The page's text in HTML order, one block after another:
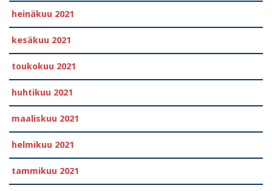
heinäkuu 2021
kesäkuu 2021
toukokuu 2021
huhtikuu 2021
maaliskuu 2021
helmikuu 2021
tammikuu 2021